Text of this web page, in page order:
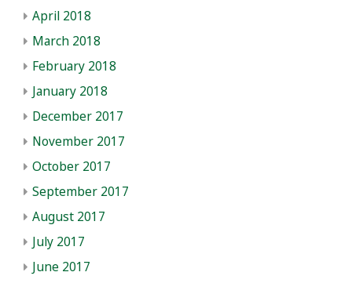
April 2018
March 2018
February 2018
January 2018
December 2017
November 2017
October 2017
September 2017
August 2017
July 2017
June 2017